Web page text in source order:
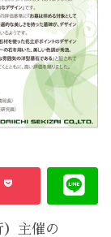
）主催の